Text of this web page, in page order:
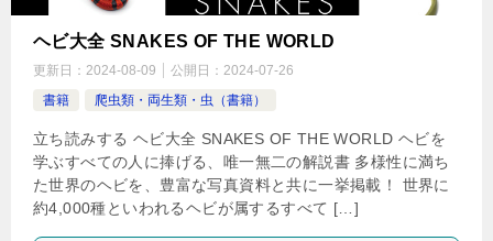
ヘビ大全 SNAKES OF THE WORLD
更新日： 2024-08-09 公開日： 2024-07-26
書籍
爬虫類・両生類・虫（書籍）
立ち読みする ヘビ大全 SNAKES OF THE WORLD ヘビを
学ぶすべての人に捧げる、唯一無二の解説書 多様性に満ち
た世界のヘビを、豊富な写真資料と共に一挙掲載！ 世界に
約4,000種といわれるヘビが属するすべて […]